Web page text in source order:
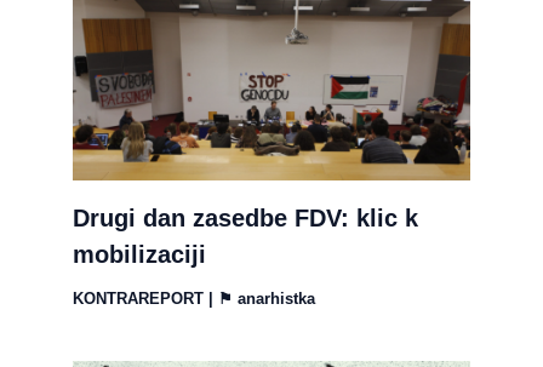
Drugi dan zasedbe FDV: klic k
mobilizaciji
KONTRAREPORT | ⚑ anarhistka